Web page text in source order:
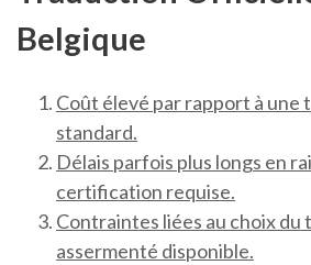
Belgique
Coût élevé par rapport à une
standard.
Délais parfois plus longs en
certification requise.
Contraintes liées au choix
assermenté disponible.